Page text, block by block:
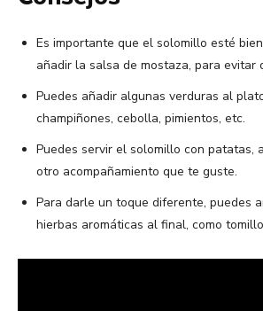
Es importante que el solomillo esté
añadir la salsa de mostaza, para evitar
Puedes añadir algunas verduras al
champiñones, cebolla, pimientos, etc.
Puedes servir el solomillo con patatas,
otro acompañamiento que te guste.
Para darle un toque diferente, puedes
hierbas aromáticas al final, como